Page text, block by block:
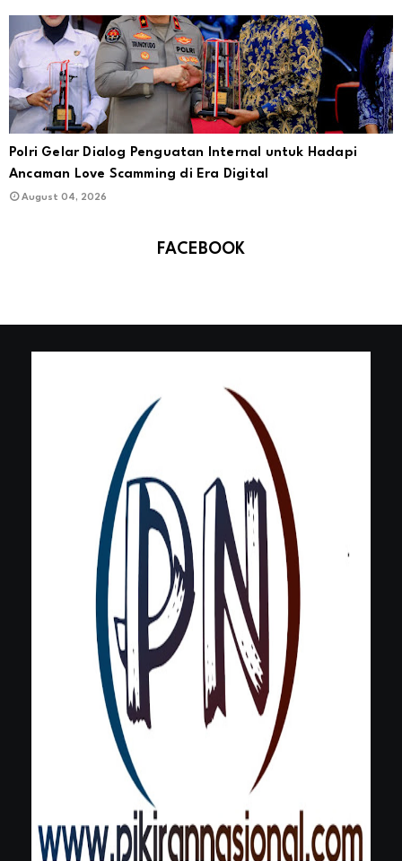
Polri Gelar Dialog Penguatan Internal untuk Hadapi
Ancaman Love Scamming di Era Digital
August 04, 2026
FACEBOOK